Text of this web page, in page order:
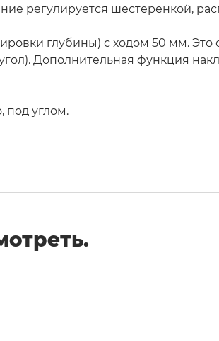
регулируется шестеренкой,
глубины) с ходом 50 мм.
Дополнительная функция
под углом.